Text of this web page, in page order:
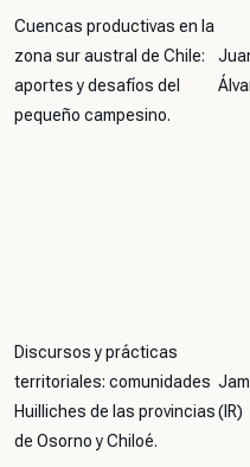
Cuencas productivas en la
zona sur austral de Chile:
aportes y desafíos del
pequeño campesino.
Discursos y prácticas
territoriales: comunidades
Huilliches de las provincias
de Osorno y Chiloé.
(IR)